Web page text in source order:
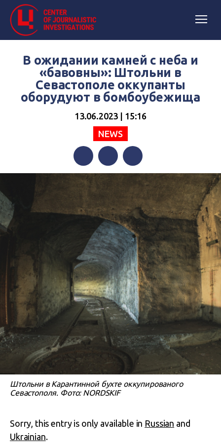
В ожидании камней с неба и
«бавовны»: Штольни в
Севастополе оккупанты
оборудуют в бомбоубежища
13.06.2023 | 15:16
NEWS
FacebookTwitterTelegram
Штольни в Карантинной бухте оккупированого
Севастополя. Фото: NORDSKIF
Sorry, this entry is only available in Russian and
Ukrainian.